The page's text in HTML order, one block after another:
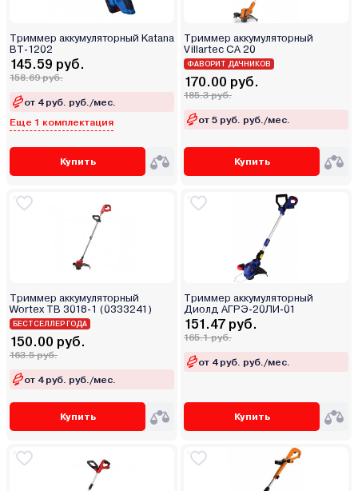
Триммер аккумуляторный Katana
BT-1202
145.59 руб.
158.69 руб.
от 4 руб. руб./мес.
Еще 1 комплектация
Купить
Триммер аккумуляторный
Villartec CA 20
ФАВОРИТ ДАЧНИКОВ
170.00 руб.
185.3 руб.
от 5 руб. руб./мес.
Купить
Триммер аккумуляторный
Wortex TB 3018-1 (0333241)
БЕСТСЕЛЛЕР ГОДА
150.00 руб.
163.5 руб.
от 4 руб. руб./мес.
Купить
Триммер аккумуляторный
Диолд АГРЭ-20ЛИ-01
151.47 руб.
165.1 руб.
от 4 руб. руб./мес.
Купить